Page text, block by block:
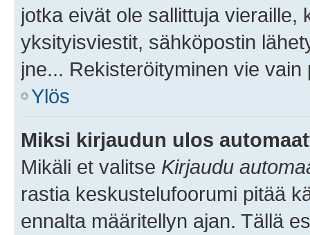
jotka eivät ole sallittuja vieraille,
yksityisviestit, sähköpostin
jne... Rekisteröityminen vie
Ylös
Miksi kirjaudun ulos
Mikäli et valitse Kirjaudu
rastia keskustelufoorumi pitää
ennalta määritellyn ajan. Tällä